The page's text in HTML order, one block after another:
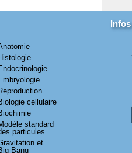
cellulaire
standard
particules
et
Bang